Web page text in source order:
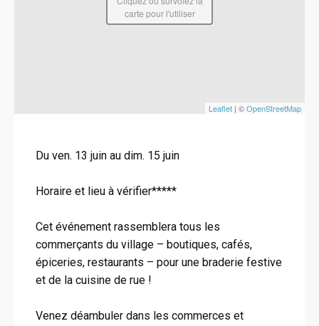
Leaflet | ©OpenStreetMap
carte pour l'utiliser
Du ven. 13 juin au dim. 15 juin
Horaire et lieu à vérifier*****
Cet événement rassemblera tous les
commerçants du village – boutiques, cafés,
épiceries, restaurants – pour une braderie festive
et de la cuisine de rue !
Venez déambuler dans les commerces et